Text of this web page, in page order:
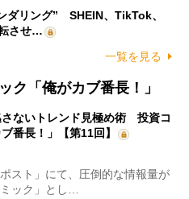
ダリング” SHEIN、TikTok、
させ…
一覧を見る
ク「俺がカブ番長！」
さないトレンド見極め術 投資コ
番長！」【第11回】
スト」にて、圧倒的な情報量が
ック」とし…